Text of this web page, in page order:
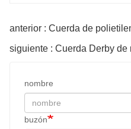
nombre
buzón